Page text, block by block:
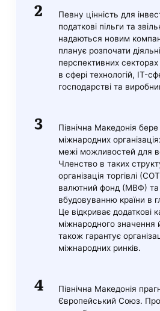
Певну цінність для
податкові пільги та
надаються новим
планує розпочати
перспективних
в сфері технологій, IT-
господарстві та
Північна Македонія
міжнародних
межі можливостей для
Членство в таких
організація торгівлі
валютний фонд (МВФ) та
вбудовуванню країни в
Це відкриває додаткові
міжнародного значення
також гарантує
міжнародних ринків.
Північна Македонія
Європейський Союз.